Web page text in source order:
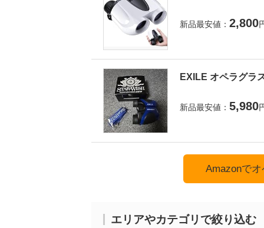
新品最安値： 2,800
EXILE オペラグラ
新品最安値： 5,980
Amazonで
エリアやカテゴリで絞り込む